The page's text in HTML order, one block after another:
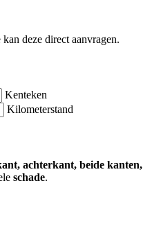
deze direct aanvragen.
Kenteken
Kilometerstand
achterkant, beide kanten,
schade.